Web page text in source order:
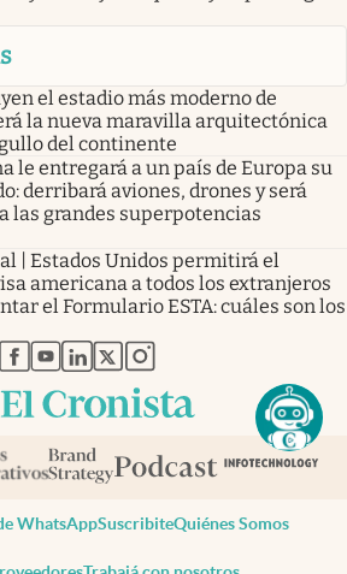
el estadio más moderno de
la nueva maravilla arquitectónica
del continente
le entregará a un país de Europa su
derribará aviones, drones y será
las grandes superpotencias
| Estados Unidos permitirá el
americana a todos los extranjeros
el Formulario ESTA: cuáles son los
abre en nueva pestaña
abre en nueva pestaña
abre en nueva pestaña
abre en nueva pestaña
abre en nueva pestaña
WhatsAppSuscribiteQuiénes Somos